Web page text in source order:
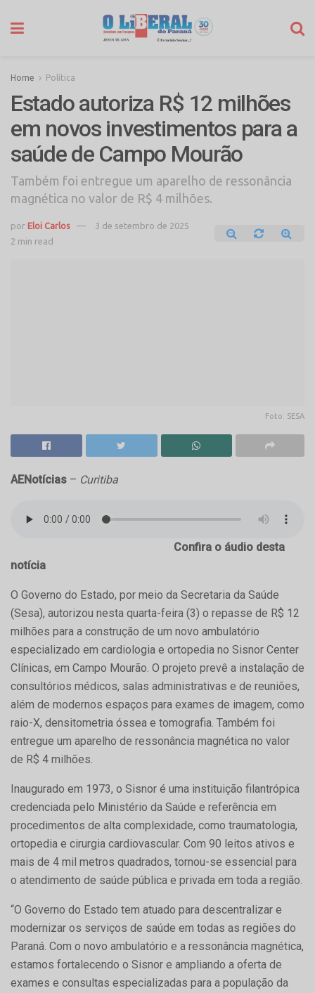
Home Política
Estado autoriza R$ 12 milhões
em novos investimentos para a
saúde de Campo Mourão
Também foi entregue um aparelho de ressonância
magnética no valor de R$ 4 milhões.
por Eloi Carlos
3 de setembro de 2025
2 min read
Foto: SESA
AENotícias – Curitiba
Confira o áudio desta
notícia
O Governo do Estado, por meio da Secretaria da Saúde
(Sesa), autorizou nesta quarta-feira (3) o repasse de R$ 12
milhões para a construção de um novo ambulatório
especializado em cardiologia e ortopedia no Sisnor Center
Clínicas, em Campo Mourão. O projeto prevê a instalação de
consultórios médicos, salas administrativas e de reuniões,
além de modernos espaços para exames de imagem, como
raio-X, densitometria óssea e tomografia. Também foi
entregue um aparelho de ressonância magnética no valor
de R$ 4 milhões.
Inaugurado em 1973, o Sisnor é uma instituição filantrópica
credenciada pelo Ministério da Saúde e referência em
procedimentos de alta complexidade, como traumatologia,
ortopedia e cirurgia cardiovascular. Com 90 leitos ativos e
mais de 4 mil metros quadrados, tornou-se essencial para
o atendimento de saúde pública e privada em toda a região.
“O Governo do Estado tem atuado para descentralizar e
modernizar os serviços de saúde em todas as regiões do
Paraná. Com o novo ambulatório e a ressonância magnética,
estamos fortalecendo o Sisnor e ampliando a oferta de
exames e consultas especializadas para a população da